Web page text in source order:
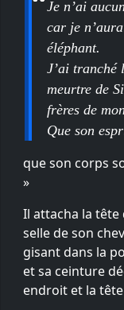
Je n’ai
car je
éléphant.
J’ai tranché
meurtre de
frères de
Que son
que son corps
»
Il attacha la tête
selle de son
gisant dans la
et sa ceinture
endroit et la